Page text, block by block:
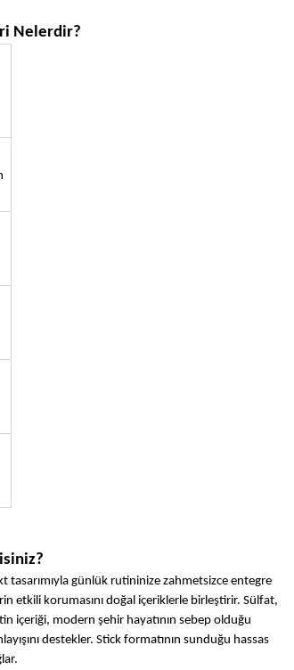
Nelerdir?
tasarımıyla günlük rutininize zahmetsizce entegre
etkili korumasını doğal içeriklerle birleştirir. Sülfat,
içeriği, modern şehir hayatının sebep olduğu
destekler. Stick formatının sunduğu hassas